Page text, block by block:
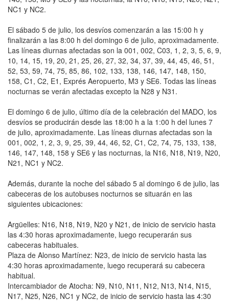
NC1 y NC2.
El sábado 5 de julio, los desvíos comenzarán a las 15:00 h y
finalizarán a las 8:00 h del domingo 6 de julio, aproximadamente.
Las líneas diurnas afectadas son la 001, 002, C03, 1, 2, 3, 5, 6, 9,
10, 14, 15, 19, 20, 21, 25, 26, 27, 32, 34, 37, 39, 44, 45, 46, 51,
52, 53, 59, 74, 75, 85, 86, 102, 133, 138, 146, 147, 148, 150,
158, C1, C2, E1, Exprés Aeropuerto, M3 y SE6. Todas las líneas
nocturnas se verán afectadas excepto la N28 y N31.
El domingo 6 de julio, último día de la celebración del MADO, los
desvíos se producirán desde las 18:00 h a la 1:00 h del lunes 7
de julio, aproximadamente. Las líneas diurnas afectadas son la
001, 002, 1, 2, 3, 9, 25, 39, 44, 46, 52, C1, C2, 74, 75, 133, 138,
146, 147, 148, 158 y SE6 y las nocturnas, la N16, N18, N19, N20,
N21, NC1 y NC2.
Además, durante la noche del sábado 5 al domingo 6 de julio, las
cabeceras de los autobuses nocturnos se situarán en las
siguientes ubicaciones:
Argüelles: N16, N18, N19, N20 y N21, de inicio de servicio hasta
las 4:30 horas aproximadamente, luego recuperarán sus
cabeceras habituales.
Plaza de Alonso Martínez: N23, de inicio de servicio hasta las
4:30 horas aproximadamente, luego recuperará su cabecera
habitual.
Intercambiador de Atocha: N9, N10, N11, N12, N13, N14, N15,
N17, N25, N26, NC1 y NC2, de inicio de servicio hasta las 4:30